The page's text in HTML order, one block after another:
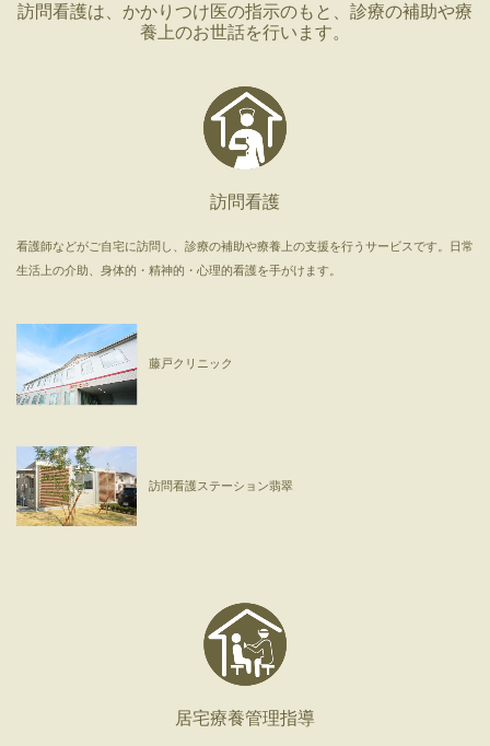
訪問看護は、かかりつけ医の指示のもと、診療の補助や療
養上のお世話を行います。
訪問看護
看護師などがご自宅に訪問し、診療の補助や療養上の支援を行うサービスです。日常
生活上の介助、身体的・精神的・心理的看護を手がけます。
藤戸クリニック
訪問看護ステーション翡翠
居宅療養管理指導